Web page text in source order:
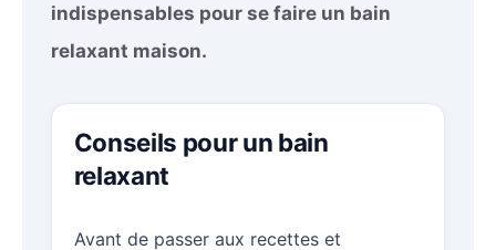
indispensables pour se faire un bain
relaxant maison.
Conseils pour un bain
relaxant
Avant de passer aux recettes et